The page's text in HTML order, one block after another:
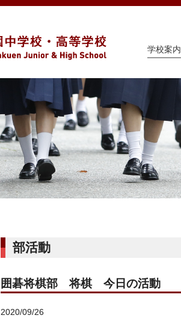
学校案内
部活動
囲碁将棋部 将棋 今日の活動
2020/09/26